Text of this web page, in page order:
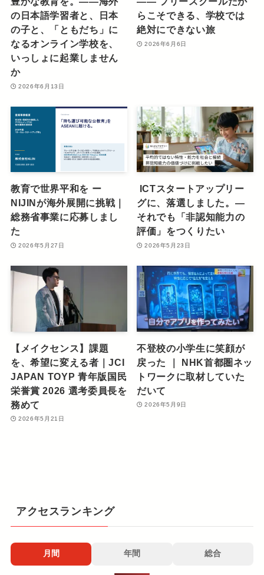
の日本語学習者と、日本
の子と、「ともだち」に
なるオンライン学校を、
いっしょに起業しません
か
2026年6月13日
らこそできる、学校では
絶対にできない旅
2026年6月6日
教育で世界平和を ー
NIJINが海外展開に挑戦｜
総務省事業に応募しまし
た
2026年5月27日
ICTスタートアップリー
グに、落選しました。—
それでも「非認知能力の
評価」をつくりたい
2026年5月23日
【メイクセンス】課題
を、希望に変える者｜JCI
JAPAN TOYP 青年版国民
栄誉賞 2026 選考委員長を
務めて
2026年5月21日
不登校の小学生に笑顔が
戻った ｜ NHK首都圏ネッ
トワークに取材していた
だいて
2026年5月9日
アクセスランキング
月間 年間 総合